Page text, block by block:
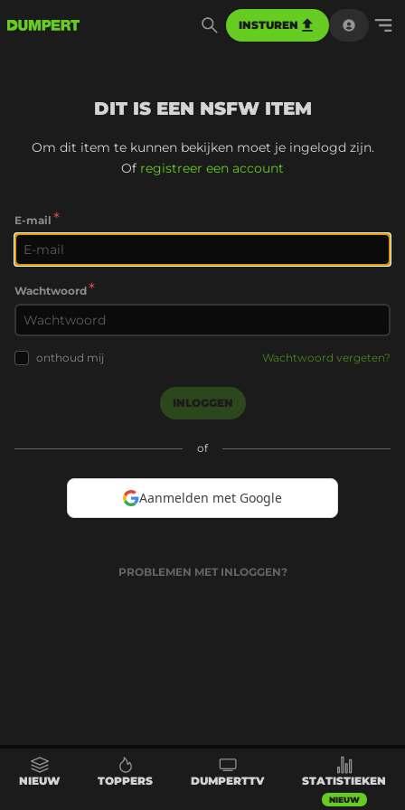
INSTUREN
DIT IS EEN NSFW ITEM
Om dit item te kunnen bekijken moet je ingelogd zijn.
Of registreer een account
E-mail *
Wachtwoord*
onthoud mij Wachtwoord vergeten?
INLOGGEN
of
Aanmelden met Google
PROBLEMEN MET INLOGGEN?
NIEUW TOPPERS DUMPERTTV STATISTIEKEN
NIEUW